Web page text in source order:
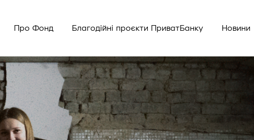
Про Фонд Благодійні проєкти ПриватБанку Новини